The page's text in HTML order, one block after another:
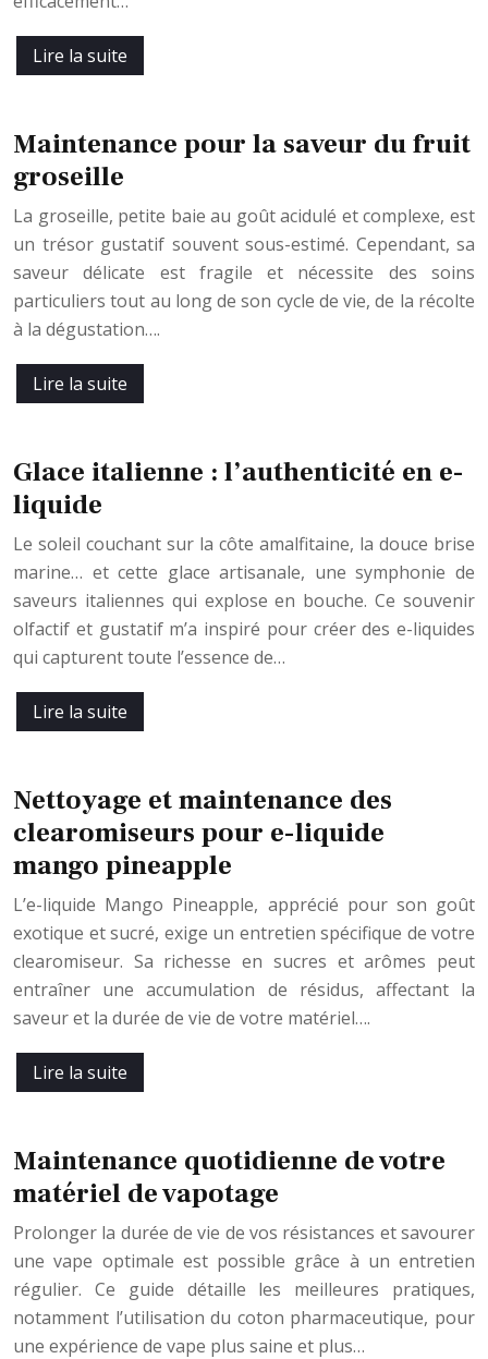
Lire la suite
Maintenance pour la saveur du fruit
groseille
La groseille, petite baie au goût acidulé et complexe, est
un trésor gustatif souvent sous-estimé. Cependant, sa
saveur délicate est fragile et nécessite des soins
particuliers tout au long de son cycle de vie, de la récolte
à la dégustation….
Lire la suite
Glace italienne : l’authenticité en e-
liquide
Le soleil couchant sur la côte amalfitaine, la douce brise
marine… et cette glace artisanale, une symphonie de
saveurs italiennes qui explose en bouche. Ce souvenir
olfactif et gustatif m’a inspiré pour créer des e-liquides
qui capturent toute l’essence de…
Lire la suite
Nettoyage et maintenance des
clearomiseurs pour e-liquide
mango pineapple
L’e-liquide Mango Pineapple, apprécié pour son goût
exotique et sucré, exige un entretien spécifique de votre
clearomiseur. Sa richesse en sucres et arômes peut
entraîner une accumulation de résidus, affectant la
saveur et la durée de vie de votre matériel….
Lire la suite
Maintenance quotidienne de votre
matériel de vapotage
Prolonger la durée de vie de vos résistances et savourer
une vape optimale est possible grâce à un entretien
régulier. Ce guide détaille les meilleures pratiques,
notamment l’utilisation du coton pharmaceutique, pour
une expérience de vape plus saine et plus…